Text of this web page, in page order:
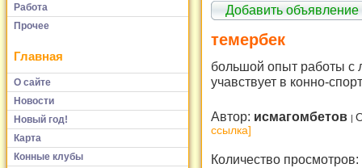
Работа
Прочее
Главная
О сайте
Новости
Новый год!
Карта
Конные клубы
Добавить объявление
темербек
большой опыт работы с
учавствует в конно-
Автор: исмагомбетов
ссылка]
Количество просмотров: